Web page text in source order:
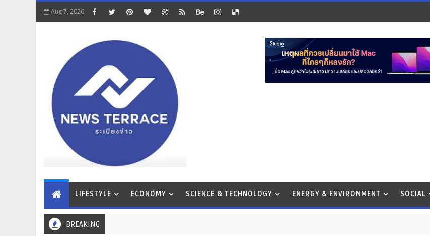
Aug 7, 2026
LIFESTYLE ECONOMY SCIENCE & TECHNOLOGY ENERGY & ENVIRONMENT SOCIAL
BREAKING